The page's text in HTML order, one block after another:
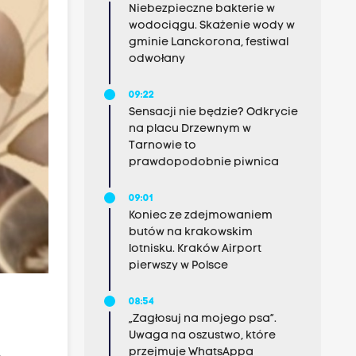
Niebezpieczne bakterie w
wodociągu. Skażenie wody w
gminie Lanckorona, festiwal
odwołany
09:22
Sensacji nie będzie? Odkrycie
na placu Drzewnym w
Tarnowie to
prawdopodobnie piwnica
09:01
Koniec ze zdejmowaniem
butów na krakowskim
lotnisku. Kraków Airport
pierwszy w Polsce
08:54
„Zagłosuj na mojego psa”.
Uwaga na oszustwo, które
przejmuje WhatsAppa